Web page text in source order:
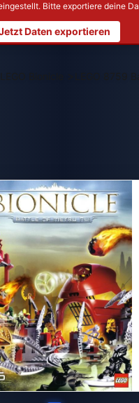
Bitte exportiere deine
Daten exportieren
LEGO 8759